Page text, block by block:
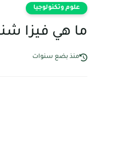
علوم وتكنولوجيا
ما هي فيزا
منذ بضع سنوات